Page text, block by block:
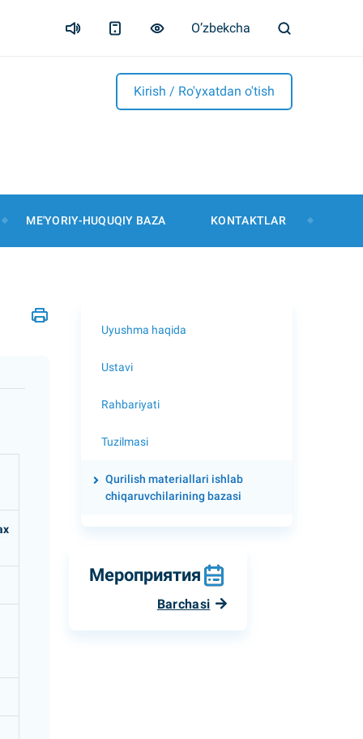
O’zbekcha
Kirish / Ro'yxatdan o'tish
ME'YORIY-HUQUQIY BAZA KONTAKTLAR
Uyushma haqida
Ustavi
Rahbariyati
Tuzilmasi
Qurilish materiallari ishlab
chiqaruvchilarining bazasi
Мероприятия
Barchasi